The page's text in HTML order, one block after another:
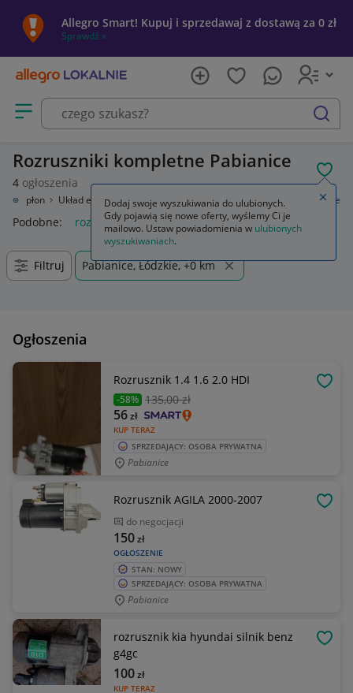
Allegro Smart! Kupuj i sprzedawaj z dostawą za 0 zł
Sprawdź »
Otwórz menu z kategoriami
szukaj
Rozruszniki kompletne Pabianice
4 ogłoszenia
zapłon Układ elektryczny silnika Rozruszniki Rozruszniki kompletne
Podobne: rozruszniki kompletne
Filtruj Pabianice, Łódzkie, +0 km
Ogłoszenia
Rozrusznik 1.4 1.6 2.0 HDI
-58% 135,00 zł
KUP TERAZ
56zł
SPRZEDAJĄCY: OSOBA PRYWATNA
Pabianice
Rozrusznik AGILA 2000-2007
do negocjacji
OGŁOSZENIE
150zł
STAN: NOWY
SPRZEDAJĄCY: OSOBA PRYWATNA
Pabianice
rozrusznik kia hyundai silnik benz
g4gc
KUP TERAZ
100zł
Dodaj swoje wyszukiwania do ulubionych.
Gdy pojawią się nowe oferty, wyślemy Ci je
mailowo. Ustaw powiadomienia w ulubionych
wyszukiwaniach.